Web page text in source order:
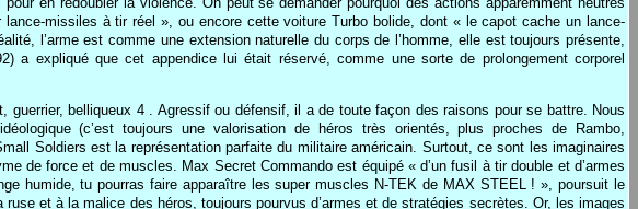
missiles à tir réel », ou encore cette voiture Turbo bolide, dont « le capot cache un lance-
l’arme est comme une extension naturelle du corps de l’homme, elle est toujours présente,
a expliqué que cet appendice lui était réservé, comme une sorte de prolongement corporel
belliqueux 4 . Agressif ou défensif, il a de toute façon des raisons pour se battre. Nous
(c’est toujours une valorisation de héros très orientés, plus proches de Rambo,
Soldiers est la représentation parfaite du militaire américain. Surtout, ce sont les imaginaires
de force et de muscles. Max Secret Commando est équipé « d’un fusil à tir double et d’armes
humide, tu pourras faire apparaître les super muscles N-TEK de MAX STEEL ! », poursuit le
et à la malice des héros, toujours pourvus d’armes et de stratégies secrètes. Or, les images